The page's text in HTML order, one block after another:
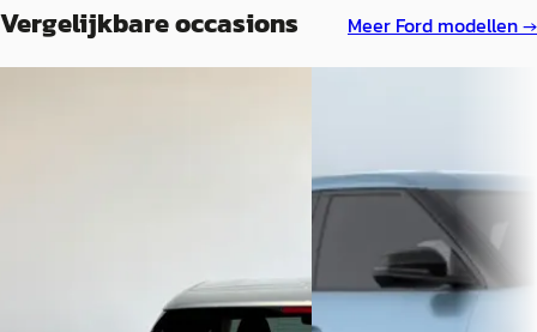
Vergelijkbare occasions Meer Ford modellen →
Extended Range AWD 79
Voorraad auto
€ 49.995
v.a. € 1.060/mnd